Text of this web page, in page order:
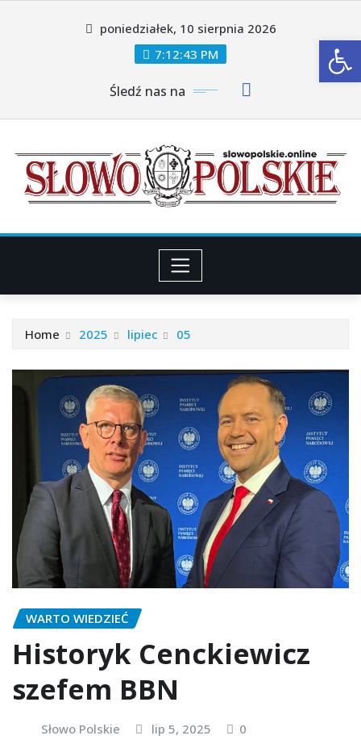
poniedziałek, 10 sierpnia 2026
7:12:44 PM
Śledź nas na
Home 2025 lipiec 05
WARTO WIEDZIEĆ
Historyk Cenckiewicz
szefem BBN
Słowo Polskie lip 5, 2025 0